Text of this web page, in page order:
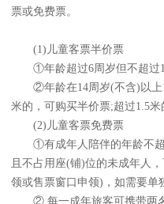
票或免费票。
(1)儿童客票半价票
①年龄超过6周岁但不超过14
②年龄在14周岁(不含)以上
米的，可购买半价票;超过1.5米
(2)儿童客票免费票
①有成年人陪伴的年龄不超
且不占用座(铺)位的未成年人
领或售票窗口申领)，如需要单
② 每一成年旅客可携带两名